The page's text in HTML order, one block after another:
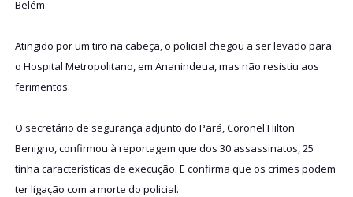
Belém.
Atingido por um tiro na cabeça, o policial chegou a ser levado para
o Hospital Metropolitano, em Ananindeua, mas não resistiu aos
ferimentos.
O secretário de segurança adjunto do Pará, Coronel Hilton
Benigno, confirmou à reportagem que dos 30 assassinatos, 25
tinha características de execução. E confirma que os crimes podem
ter ligação com a morte do policial.